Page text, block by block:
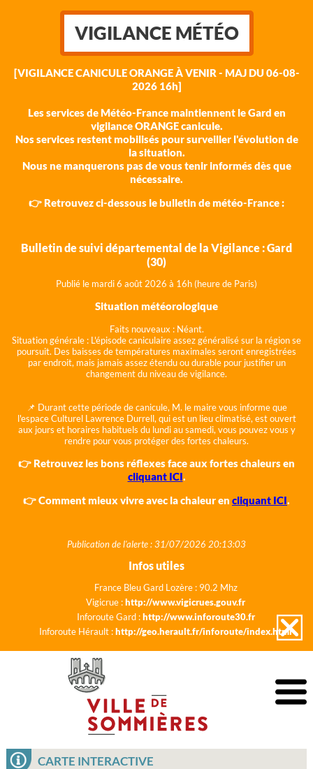
VIGILANCE MÉTÉO
[VIGILANCE CANICULE ORANGE À VENIR - MAJ DU 06-08-
2026 16h]
Les services de Météo-France maintiennent le Gard en
vigilance ORANGE canicule.
Nos services restent mobilisés pour surveiller l'évolution de
la situation.
Nous ne manquerons pas de vous tenir informés dès que
nécessaire.
👉 Retrouvez ci-dessous le bulletin de météo-France :
Bulletin de suivi départemental de la Vigilance : Gard
(30)
Publié le mardi 6 août 2026 à 16h (heure de Paris)
Situation météorologique
Faits nouveaux : Néant.
Situation générale : L'épisode caniculaire assez généralisé sur la région se
poursuit. Des baisses de températures maximales seront enregistrées
par endroit, mais jamais assez étendu ou durable pour justifier un
changement du niveau de vigilance.
📌 Durant cette période de canicule, M. le maire vous informe que
l'espace Culturel Lawrence Durrell, qui est un lieu climatisé, est ouvert
aux jours et horaires habituels du lundi au samedi, vous pouvez vous y
rendre pour vous protéger des fortes chaleurs.
👉 Retrouvez les bons réflexes face aux fortes chaleurs en
cliquant ICI.
👉 Comment mieux vivre avec la chaleur en cliquant ICI.
Publication de l'alerte : 31/07/2026 20:13:03
Infos utiles
France Bleu Gard Lozère : 90.2 Mhz
Vigicrue :http://www.vigicrues.gouv.fr
Inforoute Gard :http://www.inforoute30.fr
Inforoute Hérault :http://geo.herault.fr/inforoute/index.html
CARTE INTERACTIVE